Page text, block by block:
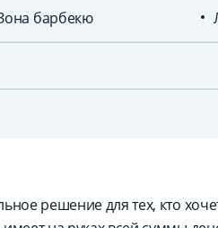
барбекю
решение для тех, кто